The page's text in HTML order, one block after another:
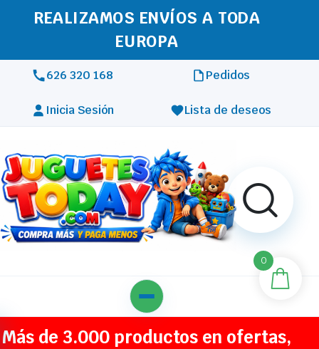
REALIZAMOS ENVÍOS A TODA
EUROPA
626 320 168 Pedidos
Inicia Sesión Lista de deseos
Más de 3.000 productos en ofertas,
0